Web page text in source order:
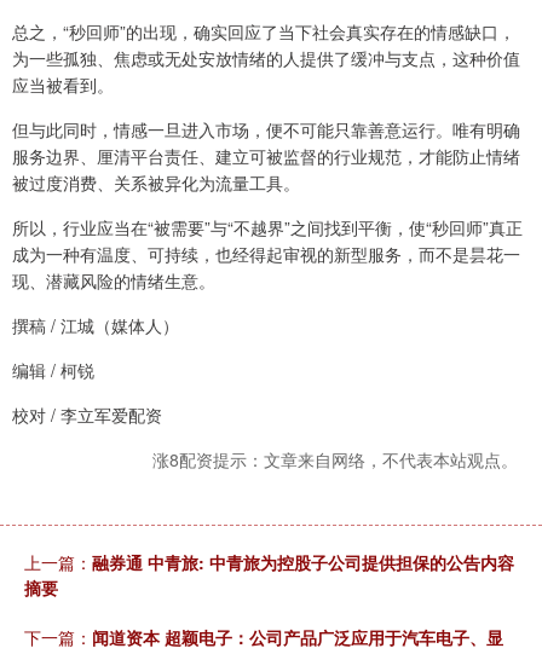
总之，“秒回师”的出现，确实回应了当下社会真实存在的情感缺口，
为一些孤独、焦虑或无处安放情绪的人提供了缓冲与支点，这种价值
应当被看到。
但与此同时，情感一旦进入市场，便不可能只靠善意运行。唯有明确
服务边界、厘清平台责任、建立可被监督的行业规范，才能防止情绪
被过度消费、关系被异化为流量工具。
所以，行业应当在“被需要”与“不越界”之间找到平衡，使“秒回师”真正
成为一种有温度、可持续，也经得起审视的新型服务，而不是昙花一
现、潜藏风险的情绪生意。
撰稿 / 江城（媒体人）
编辑 / 柯锐
校对 / 李立军爱配资
涨8配资提示：文章来自网络，不代表本站观点。
上一篇： 融券通 中青旅: 中青旅为控股子公司提供担保的公告内容
摘要
下一篇： 闻道资本 超颖电子：公司产品广泛应用于汽车电子、显